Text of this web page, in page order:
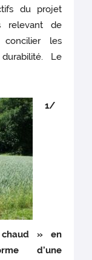
du projet
relevant de
concilier les
Le
1/
chaud » en
d’une